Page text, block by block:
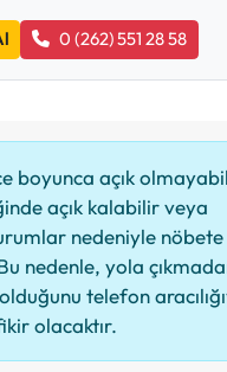
0 (262) 551 28 58
boyunca açık
açık kalabilir veya
nedeniyle nöbete
nedenle, yola
telefon
olacaktır.